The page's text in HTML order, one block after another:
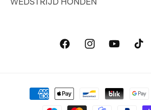
FacebookInstagramYouTubeTikTok
Betaalmethoden